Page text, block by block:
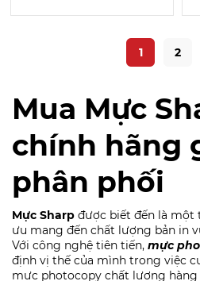
1 2
Mua Mực
chính hãng
phân phối
Mực Sharp được biết đến là
ưu mang đến chất lượng bản in
Với công nghệ tiên tiến, mực
định vị thế của mình trong việc
mực photocopy chất lượng hàng